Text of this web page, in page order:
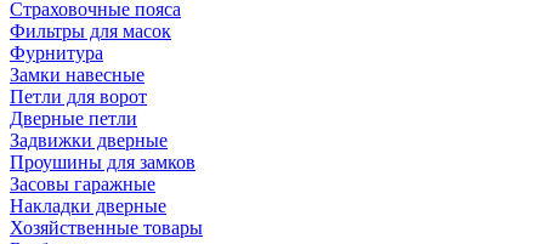
Страховочные пояса
Фильтры для масок
Фурнитура
Замки навесные
Петли для ворот
Дверные петли
Задвижки дверные
Проушины для замков
Засовы гаражные
Накладки дверные
Хозяйственные товары